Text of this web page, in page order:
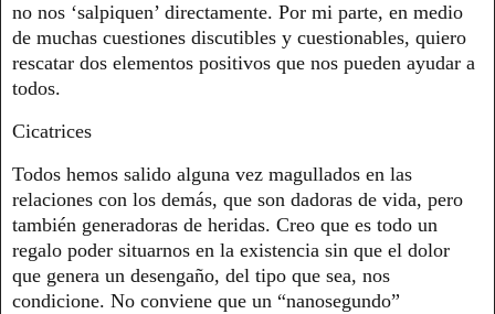
no nos ‘salpiquen’ directamente. Por mi parte, en medio
de muchas cuestiones discutibles y cuestionables, quiero
rescatar dos elementos positivos que nos pueden ayudar a
todos.
Cicatrices
Todos hemos salido alguna vez magullados en las
relaciones con los demás, que son dadoras de vida, pero
también generadoras de heridas. Creo que es todo un
regalo poder situarnos en la existencia sin que el dolor
que genera un desengaño, del tipo que sea, nos
condicione. No conviene que un “nanosegundo”